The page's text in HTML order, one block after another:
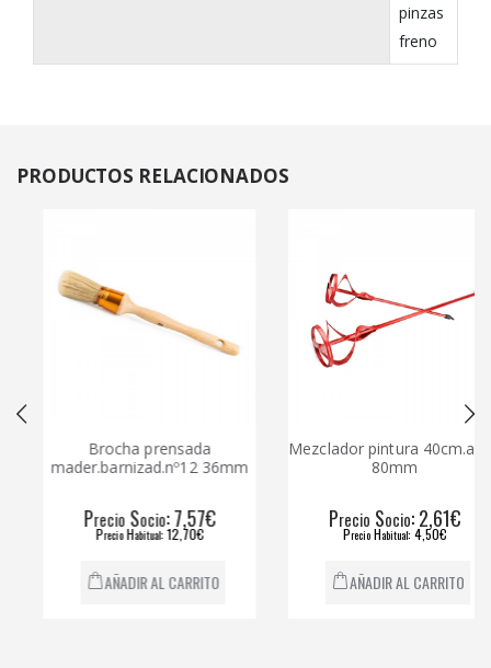
pinzas
freno
PRODUCTOS RELACIONADOS
Brocha prensada
mader.barnizad.nº12 36mm
recioSocio: 7,57€
recioHabitual: 12,70€
AÑADIR AL CARRITO
Mezclador pintura 40cm.aspa
80mm
recioS ocio: 2,61€
recioHabitual: 4,50€
AÑADIR AL CARRITO